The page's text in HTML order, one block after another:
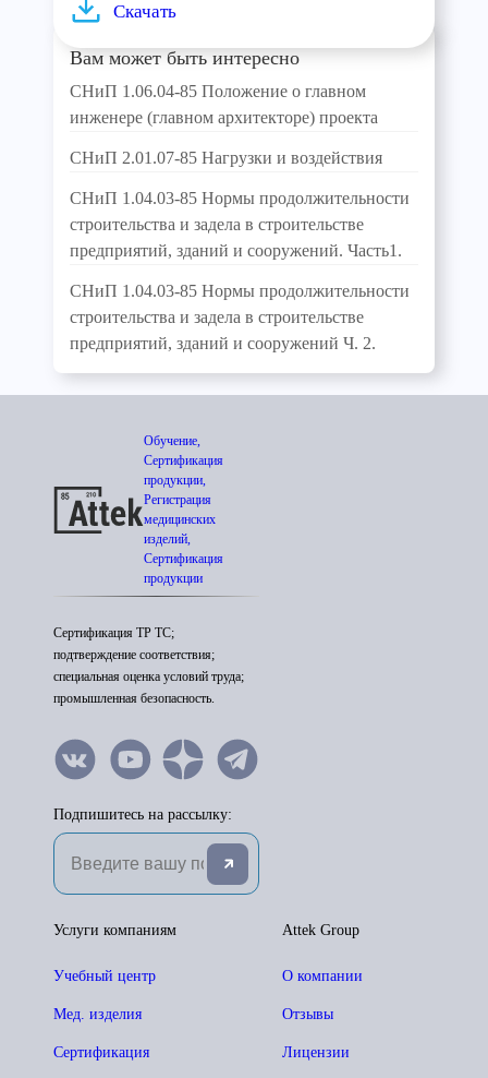
Скачать
Вам может быть интересно
СНиП 1.06.04-85 Положение о главном
инженере (главном архитекторе) проекта
СНиП 2.01.07-85 Нагрузки и воздействия
СНиП 1.04.03-85 Нормы продолжительности
строительства и задела в строительстве
предприятий, зданий и сооружений. Часть1.
СНиП 1.04.03-85 Нормы продолжительности
строительства и задела в строительстве
предприятий, зданий и сооружений Ч. 2.
Обучение,
Сертификация
продукции,
Регистрация
медицинских
изделий,
Сертификация
продукции
Сертификация ТР ТС;
подтверждение соответствия;
специальная оценка условий труда;
промышленная безопасность.
Подпишитесь на рассылку:
Attek Group
О компании
Отзывы
Лицензии
Услуги компаниям
Учебный центр
Мед. изделия
Сертификация